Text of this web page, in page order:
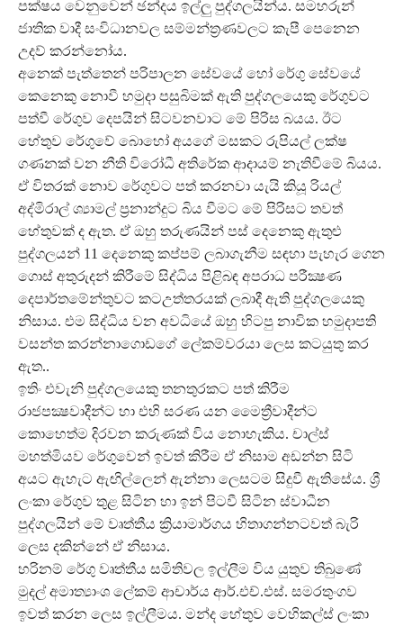
පක්ෂය වෙනුවෙන් ඡන්දය ඉල්ලු පුද්ගලයින්ය. සමහරුන්
ජාතික වාදී සංවිධානවල සම්මන්ත්‍රණවලට කැපී පෙනෙන
උදව් කරන්නෝය.
අනෙක් පැත්තෙන් පරිපාලන සේවයේ හෝ රේගු සේවයේ
කෙනෙකු නොවී හමුදා පසුබිමක් ඇති පුද්ගලයෙකු රේගුවට
පත්වී රේගුව දෙපයින් සිටවනවාට මේ පිරිස බයය. ඊට
හේතුව රේගුවේ බොහෝ අයගේ මසකට රුපියල් ලක්ෂ
ගණනක් වන නීති විරෝධී අතිරේක ආදායම් නැතිවීමේ බියය.
ඒ විතරක් නොව රේගුවට පත් කරනවා යැයි කියූ රියල්
අද්මිරාල් ශ්‍යාමල් ප්‍රනාන්දුට බිය වීමට මේ පිරිසට තවත්
හේතුවක් ද ඇත. ඒ ඔහු තරුණයින් පස් දෙනෙකු ඇතුළු
පුද්ගලයන් 11 දෙනෙකු කප්පම් ලබාගැනීම සඳහා පැහැර ගෙන
ගොස් අතුරුදන් කිරීමේ සිද්ධිය පිළිබඳ අපරාධ පරීක්‍ෂණ
දෙපාර්තමේන්තුවට කටඋත්තරයක් ලබාදී ඇති පුද්ගලයෙකු
නිසාය. එම සිද්ධිය වන අවධියේ ඔහු හිටපු නාවික හමුදාපති
වසන්ත කරන්නාගොඩගේ ලේකම්වරයා ලෙස කටයුතු කර
ඇත..
ඉතිං එවැනි පුද්ගලයෙකු තනතුරකට පත් කිරීම
රාජපක්‍ෂවාදීන්ට හා එහි සරණ යන මෛත්‍රීවාදීන්ට
කොහෙත්ම දිරවන කරුණක් විය නොහැකිය. චාල්ස්
මහත්මියව රේගුවෙන් ඉවත් කිරීම ඒ නිසාම අඩන්න සිටි
අයට ඇහැට ඇඟිල්ලෙන් ඇන්නා ලෙසටම සිදුවී ඇතිසේය. ශ්‍රී
ලංකා රේගුව තුළ සිටින හා ඉන් පිටවී සිටින ස්වාධීන
පුද්ගලයින් මේ වෘත්තීය ක්‍රියාමාර්ගය හිතාගන්නටවත් බැරි
ලෙස දකින්නේ ඒ නිසාය.
හරිනම් රේගු වෘත්තීය සමිතිවල ඉල්ලීම විය යුතුව තිබුණේ
මුදල් අමාත්‍යාංශ ලේකම් ආචාර්ය ආර්.එච්.එස්. සමරතුංගව
ඉවත් කරන ලෙස ඉල්ලීමය. මන්ද හේතුව වෙහිකල්ස් ලංකා